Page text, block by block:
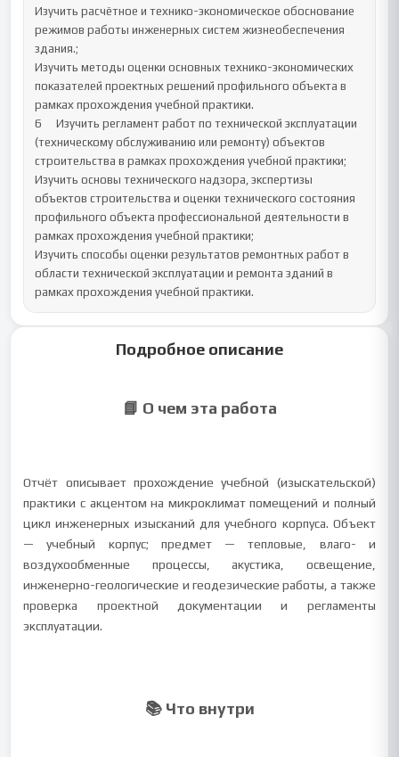
Изучить расчётное и технико-экономическое обоснование
режимов работы инженерных систем жизнеобеспечения
здания.;
Изучить методы оценки основных технико-экономических
показателей проектных решений профильного объекта в
рамках прохождения учебной практики.
6	Изучить регламент работ по технической эксплуатации
(техническому обслуживанию или ремонту) объектов
строительства в рамках прохождения учебной практики;
Изучить основы технического надзора, экспертизы
объектов строительства и оценки технического состояния
профильного объекта профессиональной деятельности в
рамках прохождения учебной практики;
Изучить способы оценки результатов ремонтных работ в
области технической эксплуатации и ремонта зданий в
рамках прохождения учебной практики.
Подробное описание
📘 О чем эта работа
Отчёт описывает прохождение учебной (изыскательской)
практики с акцентом на микроклимат помещений и полный
цикл инженерных изысканий для учебного корпуса. Объект
— учебный корпус; предмет — тепловые, влаго- и
воздухообменные процессы, акустика, освещение,
инженерно-геологические и геодезические работы, а также
проверка проектной документации и регламенты
эксплуатации.
📚 Что внутри